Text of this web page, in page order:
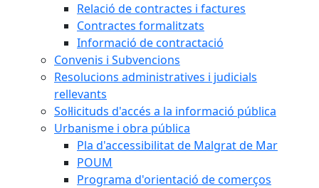
Relació de contractes i factures
Contractes formalitzats
Informació de contractació
Convenis i Subvencions
Resolucions administratives i judicials
rellevants
Sol·licituds d'accés a la informació pública
Urbanisme i obra pública
Pla d'accessibilitat de Malgrat de Mar
POUM
Programa d'orientació de comerços